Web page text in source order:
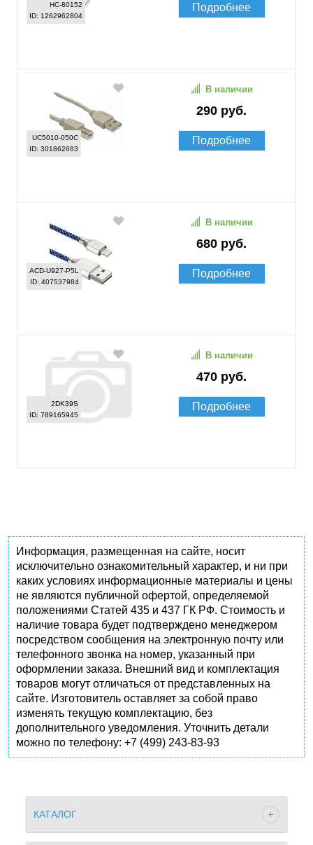
HC-80152
ID: 1262962804
Подробнее
UC5010-050C
ID: 301862683
290 руб.
В наличии
Подробнее
ACD-U927-P5L
ID: 407537984
680 руб.
В наличии
Подробнее
2DK39S
ID: 789165945
470 руб.
В наличии
Подробнее
Информация, размещенная на сайте, носит
исключительно ознакомительный характер, и ни при
каких условиях информационные материалы и цены
не являются публичной офертой, определяемой
положениями Статей 435 и 437 ГК РФ. Стоимость и
наличие товара будет подтверждено менеджером
посредством сообщения на электронную почту или
телефонного звонка на номер, указанный при
оформлении заказа. Внешний вид и комплектация
товаров могут отличаться от представленных на
сайте. Изготовитель оставляет за собой право
изменять текущую комплектацию, без
дополнительного уведомления. Уточнить детали
можно по телефону: +7 (499) 243-83-93
КАТАЛОГ